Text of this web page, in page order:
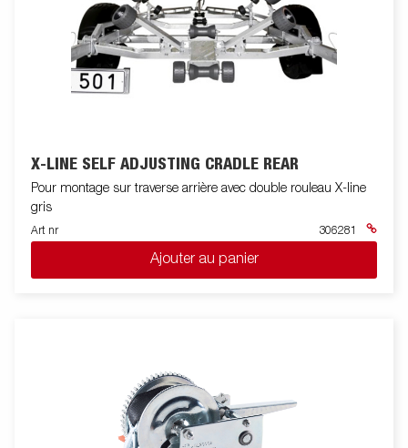
X-LINE SELF ADJUSTING CRADLE REAR
Pour montage sur traverse arrière avec double rouleau X-line
gris
Art nr 306281
Ajouter au panier